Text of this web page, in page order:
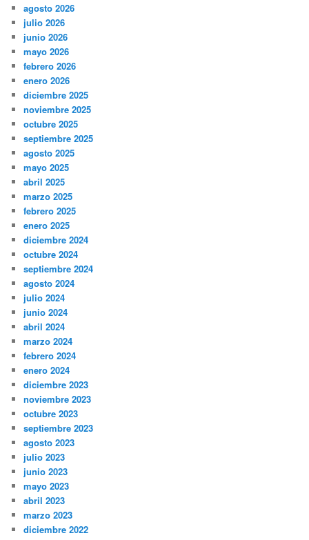
agosto 2026
julio 2026
junio 2026
mayo 2026
febrero 2026
enero 2026
diciembre 2025
noviembre 2025
octubre 2025
septiembre 2025
agosto 2025
mayo 2025
abril 2025
marzo 2025
febrero 2025
enero 2025
diciembre 2024
octubre 2024
septiembre 2024
agosto 2024
julio 2024
junio 2024
abril 2024
marzo 2024
febrero 2024
enero 2024
diciembre 2023
noviembre 2023
octubre 2023
septiembre 2023
agosto 2023
julio 2023
junio 2023
mayo 2023
abril 2023
marzo 2023
diciembre 2022